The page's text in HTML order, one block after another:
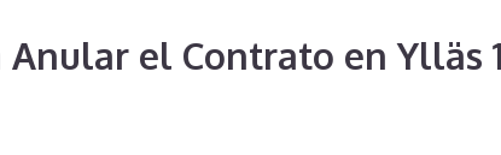
el Contrato en Ylläs